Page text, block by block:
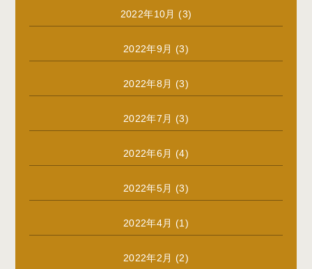
2022年10月 (3)
2022年9月 (3)
2022年8月 (3)
2022年7月 (3)
2022年6月 (4)
2022年5月 (3)
2022年4月 (1)
2022年2月 (2)